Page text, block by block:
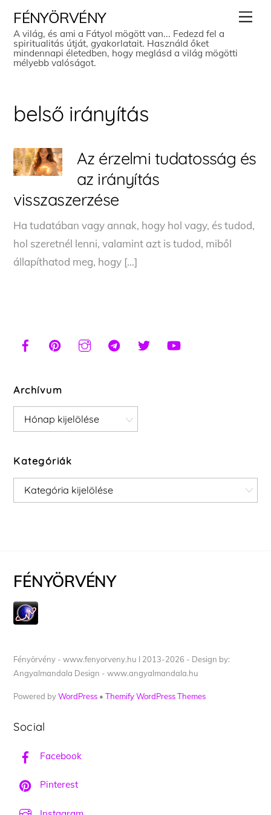
content
FÉNYÖRVÉNY
A világ, és ami a Fátyol mögött van... Fedezd fel a
spiritualitás útját, gyakorlatait. Használd őket
mindennapi életedben, hogy meglásd a világ mögötti
mélyebb valóságot.
belső irányítás
Az érzelmi tudatosság és
az irányítás
visszaszerzése
Ha tudatában vagy annak, hogy hol vagy, és tudod,
hol szeretnél lenni, valamint azt is tudod, miből
állapíthatod meg, hogy […]
Archívum
Archívum
Kategóriák
Kategóriák
FÉNYÖRVÉNY
Fényörvény - www.fenyorveny.hu I 2013-2026 - Design by:
Angyalmandala Design - www.angyalmandala.hu
Powered byWordPress •Themify WordPress Themes
Social
Facebook
Pinterest